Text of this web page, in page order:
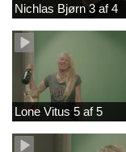
Nichlas Bjørn 3 af 4
Lone Vitus 5 af 5